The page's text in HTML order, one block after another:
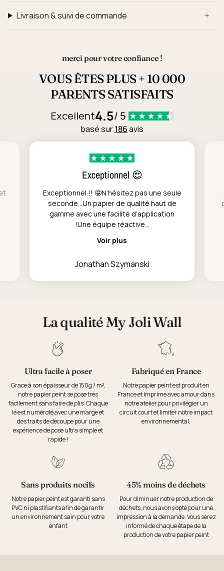
Livraison & suivi de commande
merci pour votre confiance !
VOUS ÊTES PLUS + 10 000
PARENTS SATISFAITS
Excellent4.5/ 5
basé sur186avis
Exceptionnel 😍
Exceptionnel !! 🤩N’hésitez pas une seule
seconde…Un papier de qualité haut de
gamme avec une facilité d’application
!Une équipe réactive...
Voir plus
Jonathan Szymanski
La qualité My Joli Wall
Ultra facile à poser
Grace à son épaisseur de 150g / m²,
notre papier peint se pose très
facilement sans faire de plis. Chaque
lé est numéroté avec une marge et
des traits de découpe pour une
expérience de pose ultra simple et
rapide !
Fabriqué en France
Notre papier peint est produit en
France et imprimé avec amour dans
notre atelier pour privilégier un
circuit court et limiter notre impact
environnemental.
Sans produits nocifs
Notre papier peint est garanti sans
PVC ni plastifiants afin de garantir
un environnement sain pour votre
enfant
45% moins de déchets
Pour diminuer notre production de
déchets, nous avons opté pour une
impression à la demande. Vous serez
informé de chaque étape de la
production de votre papier peint